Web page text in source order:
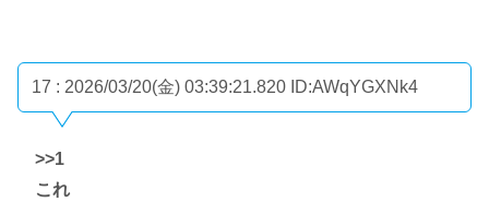
17 : 2026/03/20(金) 03:39:21.820 ID:AWqYGXNk4
>>1
これ